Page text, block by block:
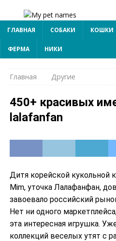
ГЛАВНАЯ СОБАКИ КОШКИ
ФЕРМА НИКИ
Главная Другие
450+ красивых
lalafanfan
Дитя корейской кукольной
Mim, уточка Лалафанфан,
завоевало российский
Нет ни одного
эта интересная игрушка.
коллекций веселых утят с